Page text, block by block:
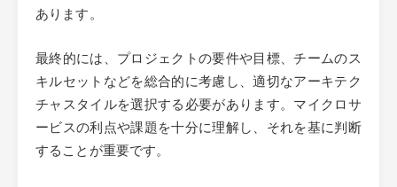
あります。
最終的には、プロジェクトの要件や目標、チームのス
キルセットなどを総合的に考慮し、適切なアーキテク
チャスタイルを選択する必要があります。マイクロサ
ービスの利点や課題を十分に理解し、それを基に判断
することが重要です。